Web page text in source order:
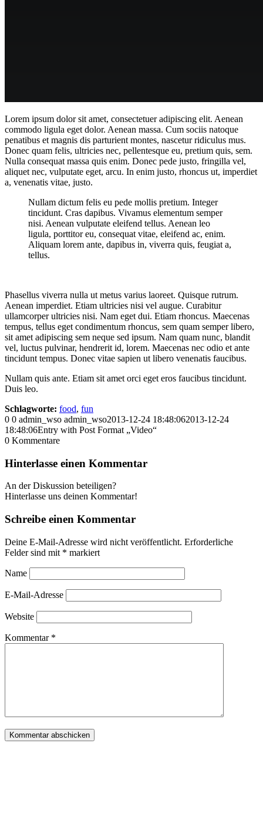
Lorem ipsum dolor sit amet, consectetuer adipiscing elit. Aenean
commodo ligula eget dolor. Aenean massa. Cum sociis natoque
penatibus et magnis dis parturient montes, nascetur ridiculus mus.
Donec quam felis, ultricies nec, pellentesque eu, pretium quis, sem.
Nulla consequat massa quis enim. Donec pede justo, fringilla vel,
aliquet nec, vulputate eget, arcu. In enim justo, rhoncus ut, imperdiet
a, venenatis vitae, justo.
Nullam dictum felis eu pede mollis pretium. Integer
tincidunt. Cras dapibus. Vivamus elementum semper
nisi. Aenean vulputate eleifend tellus. Aenean leo
ligula, porttitor eu, consequat vitae, eleifend ac, enim.
Aliquam lorem ante, dapibus in, viverra quis, feugiat a,
tellus.
Phasellus viverra nulla ut metus varius laoreet. Quisque rutrum.
Aenean imperdiet. Etiam ultricies nisi vel augue. Curabitur
ullamcorper ultricies nisi. Nam eget dui. Etiam rhoncus. Maecenas
tempus, tellus eget condimentum rhoncus, sem quam semper libero,
sit amet adipiscing sem neque sed ipsum. Nam quam nunc, blandit
vel, luctus pulvinar, hendrerit id, lorem. Maecenas nec odio et ante
tincidunt tempus. Donec vitae sapien ut libero venenatis faucibus.
Nullam quis ante. Etiam sit amet orci eget eros faucibus tincidunt.
Duis leo.
Schlagworte: food, fun
0 0 admin_wso admin_wso2013-12-24 18:48:062013-12-24
18:48:06Entry with Post Format „Video“
0 Kommentare
Hinterlasse einen Kommentar
An der Diskussion beteiligen?
Hinterlasse uns deinen Kommentar!
Schreibe einen Kommentar
Deine E-Mail-Adresse wird nicht veröffentlicht. Erforderliche
Felder sind mit * markiert
Name
E-Mail-Adresse
Website
Kommentar *